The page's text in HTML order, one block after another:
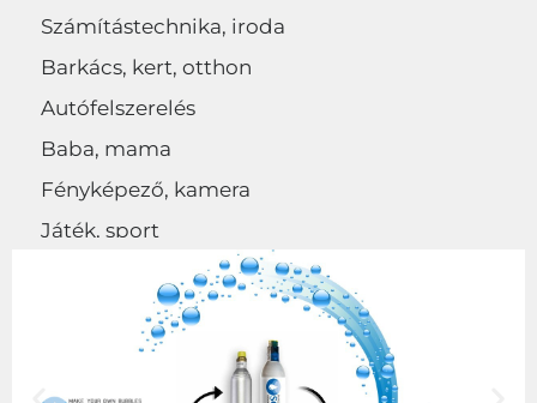
Számítástechnika, iroda
Barkács, kert, otthon
Autófelszerelés
Baba, mama
Fényképező, kamera
Játék, sport